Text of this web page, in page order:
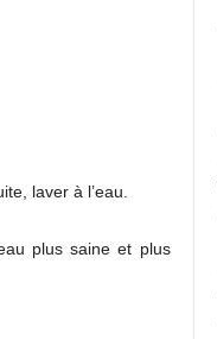
laver à l’eau.
plus saine et plus